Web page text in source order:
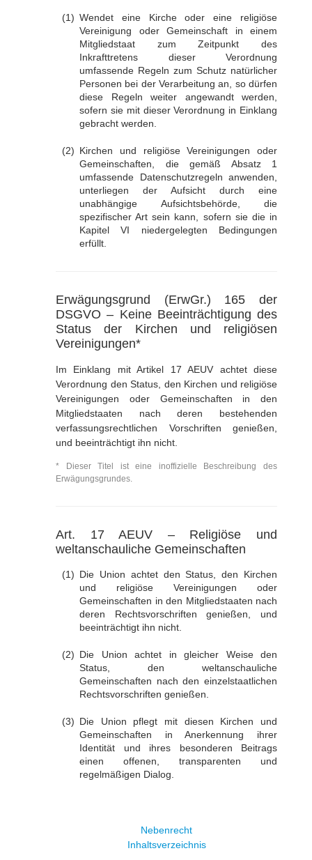
Wendet eine Kirche oder eine religiöse
Vereinigung oder Gemeinschaft in einem
Mitgliedstaat zum Zeitpunkt des
Inkrafttretens dieser Verordnung
umfassende Regeln zum Schutz natürlicher
Personen bei der Verarbeitung an, so dürfen
diese Regeln weiter angewandt werden,
sofern sie mit dieser Verordnung in Einklang
gebracht werden.
Kirchen und religiöse Vereinigungen oder
Gemeinschaften, die gemäß Absatz 1
umfassende Datenschutzregeln anwenden,
unterliegen der Aufsicht durch eine
unabhängige Aufsichtsbehörde, die
spezifischer Art sein kann, sofern sie die in
Kapitel VI niedergelegten Bedingungen
erfüllt.
Erwägungsgrund (ErwGr.) 165 der
DSGVO – Keine Beeinträchtigung des
Status der Kirchen und religiösen
Vereinigungen*
Im Einklang mit Artikel 17 AEUV achtet diese
Verordnung den Status, den Kirchen und religiöse
Vereinigungen oder Gemeinschaften in den
Mitgliedstaaten nach deren bestehenden
verfassungsrechtlichen Vorschriften genießen,
und beeinträchtigt ihn nicht.
* Dieser Titel ist eine inoffizielle Beschreibung des
Erwägungsgrundes.
Art. 17 AEUV – Religiöse und
weltanschauliche Gemeinschaften
Die Union achtet den Status, den Kirchen
und religiöse Vereinigungen oder
Gemeinschaften in den Mitgliedstaaten nach
deren Rechtsvorschriften genießen, und
beeinträchtigt ihn nicht.
Die Union achtet in gleicher Weise den
Status, den weltanschauliche
Gemeinschaften nach den einzelstaatlichen
Rechtsvorschriften genießen.
Die Union pflegt mit diesen Kirchen und
Gemeinschaften in Anerkennung ihrer
Identität und ihres besonderen Beitrags
einen offenen, transparenten und
regelmäßigen Dialog.
Nebenrecht
Inhaltsverzeichnis